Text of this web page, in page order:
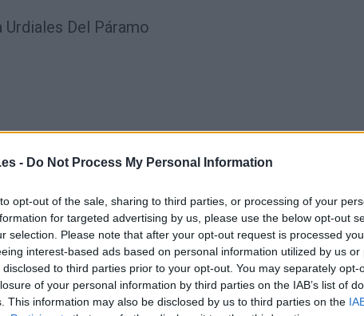
- Do Not Process My Personal Information
opt-out of the sale, sharing to third parties, or processing of your
for targeted advertising by us, please use the below opt-out
selection. Please note that after your opt-out request is processed
interest-based ads based on personal information utilized by us or
disclosed to third parties prior to your opt-out. You may separately opt-
of your personal information by third parties on the IAB’s list of
This information may also be disclosed by us to third parties on the
Del Páramo